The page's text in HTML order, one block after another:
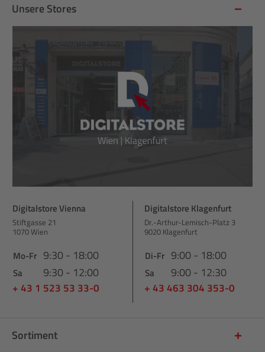
Unsere Stores
Digitalstore Vienna
Stiftgasse 21
1070 Wien
Mo-Fr 9:30 - 18:00
Sa 9:30 - 12:00
+ 43 1 523 53 33-0
Digitalstore Klagenfurt
Dr.-Arthur-Lemisch-Platz 3
9020 Klagenfurt
Di-Fr 9:00 - 18:00
Sa 9:00 - 12:30
+ 43 463 304 353-0
Sortiment